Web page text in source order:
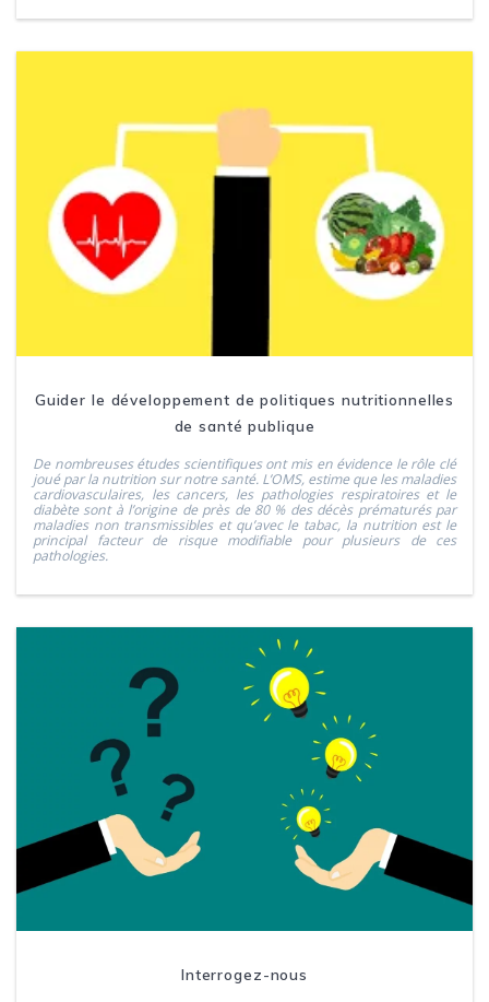
Guider le développement de politiques nutritionnelles
de santé publique
De nombreuses études scientifiques ont mis en évidence le rôle clé
joué par la nutrition sur notre santé. L’OMS, estime que les maladies
cardiovasculaires, les cancers, les pathologies respiratoires et le
diabète sont à l’origine de près de 80 % des décès prématurés par
maladies non transmissibles et qu’avec le tabac, la nutrition est le
principal facteur de risque modifiable pour plusieurs de ces
pathologies.
Interrogez-nous